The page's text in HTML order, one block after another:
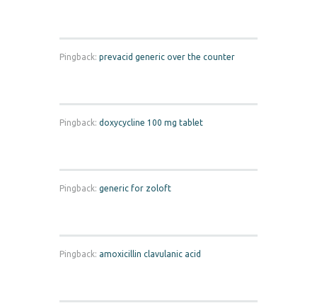
Pingback: prevacid generic over the counter
Pingback: doxycycline 100 mg tablet
Pingback: generic for zoloft
Pingback: amoxicillin clavulanic acid